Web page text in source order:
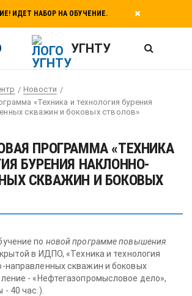
ИДЕТ НАБОР НА ОБУЧЕНИЕ.
УГНТУ
Новости
«Техника и технология бурения
скважин и боковых стволов»
ПРОГРАММА «ТЕХНИКА
БУРЕНИЯ НАКЛОННО-
СКВАЖИН И БОКОВЫХ
по новой программе повышения
в ИДПО, «Техника и технология
направленных скважин и боковых
- «Нефтегазопромысловое дело»,
40 час.).